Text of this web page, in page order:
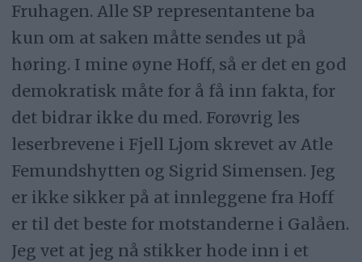
Fruhagen. Alle SP representantene ba
kun om at saken måtte sendes ut på
høring. I mine øyne Hoff, så er det en god
demokratisk måte for å få inn fakta, for
det bidrar ikke du med. Forøvrig les
leserbrevene i Fjell Ljom skrevet av Atle
Femundshytten og Sigrid Simensen. Jeg
er ikke sikker på at innleggene fra Hoff
er til det beste for motstanderne i Galåen.
Jeg vet at jeg nå stikker hode inn i et